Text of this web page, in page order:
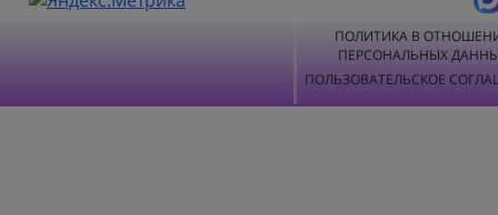
ПОЛИТИКА В
ПЕРСОНАЛЬНЫХ
ПОЛЬЗОВАТЕЛЬСКОЕ